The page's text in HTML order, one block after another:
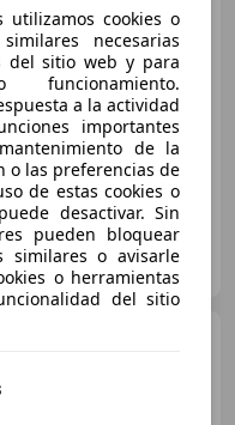
comparación
Gasolina
utilizamos cookies o
necesarias
del sitio web y para
a la actividad
importantes
de la
o las preferencias de
de estas cookies o
desactivar. Sin
pueden bloquear
similares o avisarle
o herramientas
del sitio